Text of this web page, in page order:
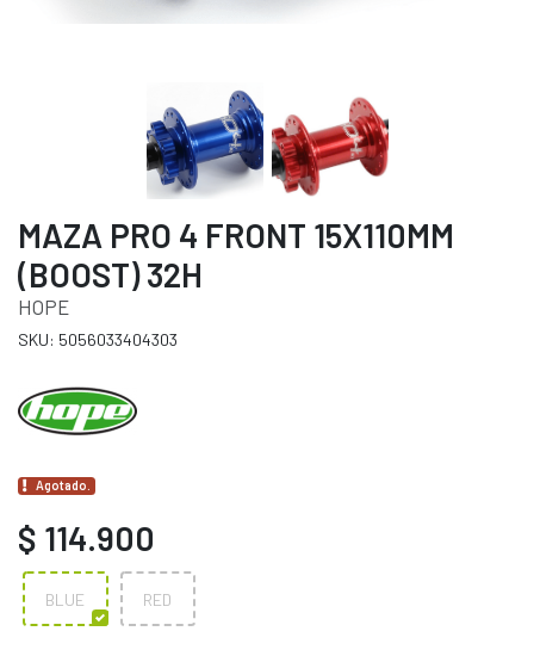
MAZA PRO 4 FRONT 15X110MM
(BOOST) 32H
HOPE
SKU: 5056033404303
Agotado.
$ 114.900
BLUE RED